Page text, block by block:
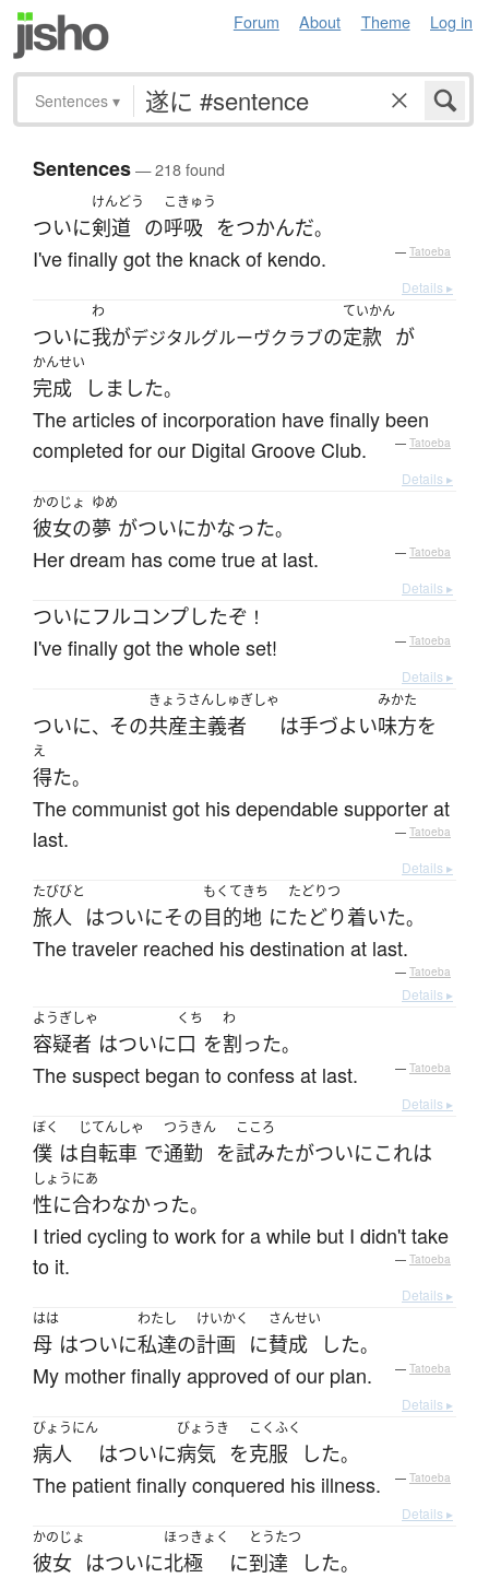
Forum About Theme Log in
Sentences ▾
Sentences— 218 found
ついに
けんどう
剣道 の
こきゅう
呼吸 をつかんだ。
I've finally got the knack of kendo. — Tatoeba
Details ▸
ついに
わ
我がデジタルグルーヴクラブの
ていかん
定款 が
かんせい
完成 しました。
The articles of incorporation have finally been
completed for our Digital Groove Club.
— Tatoeba
Details ▸
かのじょ
彼女の
ゆめ
夢 がついにかなった。
Her dream has come true at last. — Tatoeba
Details ▸
ついにフルコンプしたぞ ！
I've finally got the whole set! — Tatoeba
Details ▸
ついに、 その
きょうさんしゅぎしゃ
共産主義者 は手づよい
みかた
味方を
え
得た。
The communist got his dependable supporter at
last.
— Tatoeba
Details ▸
たびびと
旅人 はついにその
もくてきち
目的地 に
たどりつ
たどり着いた。
The traveler reached his destination at last.
— Tatoeba
Details ▸
ようぎしゃ
容疑者 はついに
くち
口 を
わ
割った。
The suspect began to confess at last. — Tatoeba
Details ▸
ぼく
僕 は
じてんしゃ
自転車 で
つうきん
通勤 を
こころ
試みたがついにこれは
しょうにあ
性に合わなかった。
I tried cycling to work for a while but I didn't take
to it.
— Tatoeba
Details ▸
はは
母 はついに
わたし
私達の
けいかく
計画 に
さんせい
賛成 した。
My mother finally approved of our plan. — Tatoeba
Details ▸
びょうにん
病人 はついに
びょうき
病気 を
こくふく
克服 した。
The patient finally conquered his illness. — Tatoeba
Details ▸
かのじょ
彼女 はついに
ほっきょく
北極 に
とうたつ
到達 した。